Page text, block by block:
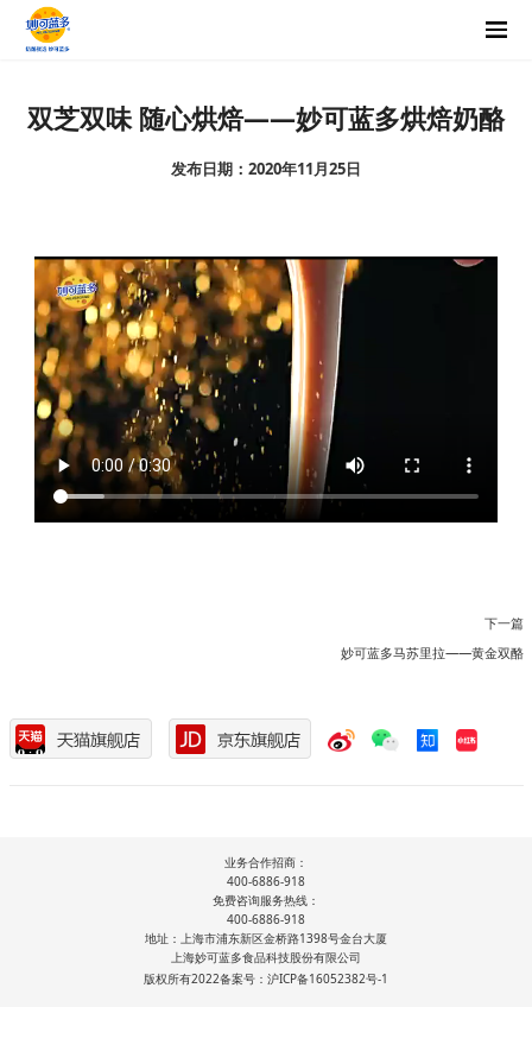
双芝双味 随心烘焙——妙可蓝多烘焙奶酪
发布日期：2020年11月25日
下一篇
妙可蓝多马苏里拉——黄金双酪
业务合作招商：
400-6886-918
免费咨询服务热线：
400-6886-918
地址：上海市浦东新区金桥路1398号金台大厦
上海妙可蓝多食品科技股份有限公司
版权所有2022备案号：沪ICP备16052382号-1